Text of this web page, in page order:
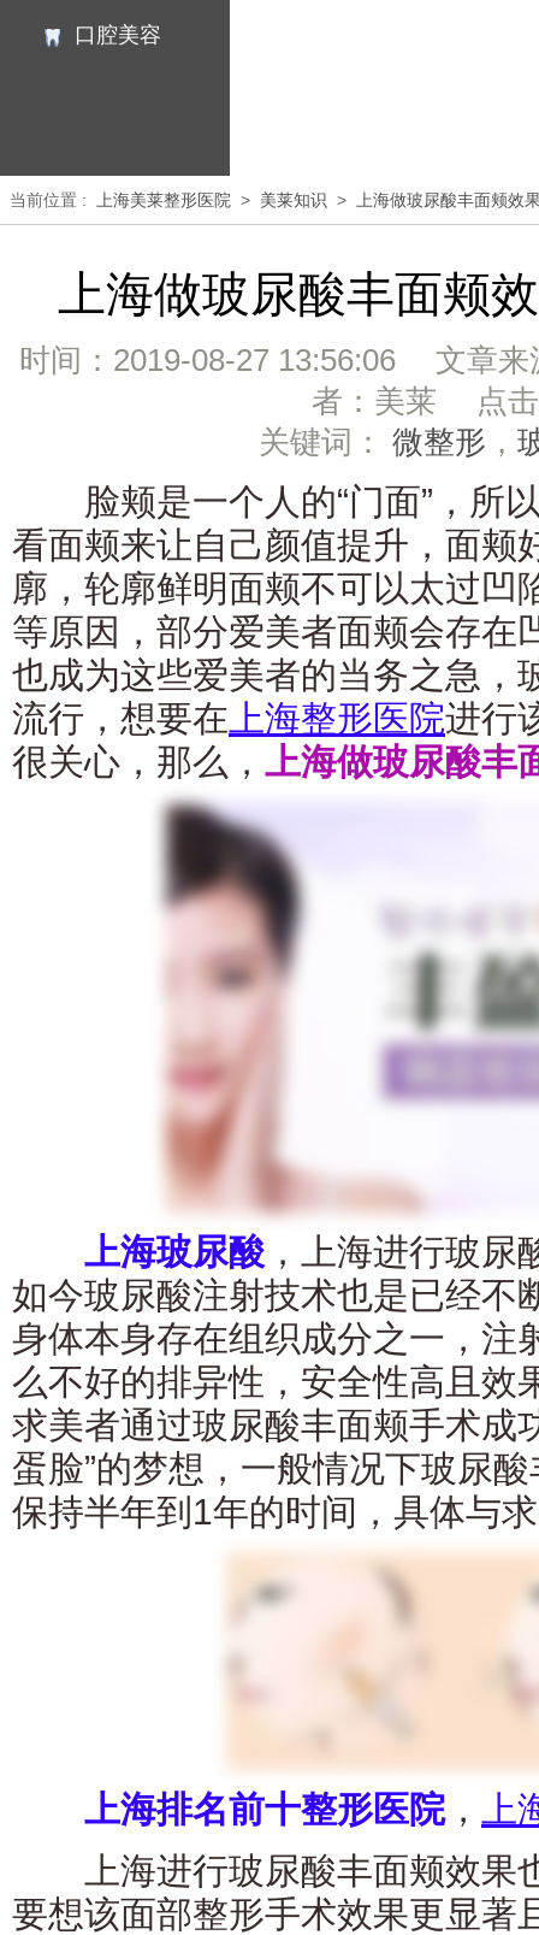
口腔美容
当前位置 : 上海美莱整形医院 > 美莱知识 > 上海做玻尿酸丰面颊效
上海做玻尿酸丰面颊
时间：2019-08-27 13:56:06 文章来
者：美莱 点击
关键词： 微整形 ，
脸颊是一个人的“门面”，所
看面颊来让自己颜值提升，面颊
廓，轮廓鲜明面颊不可以太过凹
等原因，部分爱美者面颊会存在
也成为这些爱美者的当务之急，
流行，想要在 上海整形医院进行
很关心，那么， 上海做玻尿酸丰
上海玻尿酸 ，上海进行玻
如今玻尿酸注射技术也是已经不
身体本身存在组织成分之一，注
么不好的排异性，安全性高且效
求美者通过玻尿酸丰面颊手术成
蛋脸”的梦想，一般情况下玻尿
保持半年到1年的时间，具体与
上海排名前十整形医院，
上
上海进行玻尿酸丰面颊效果
要想该面部整形手术效果更显著